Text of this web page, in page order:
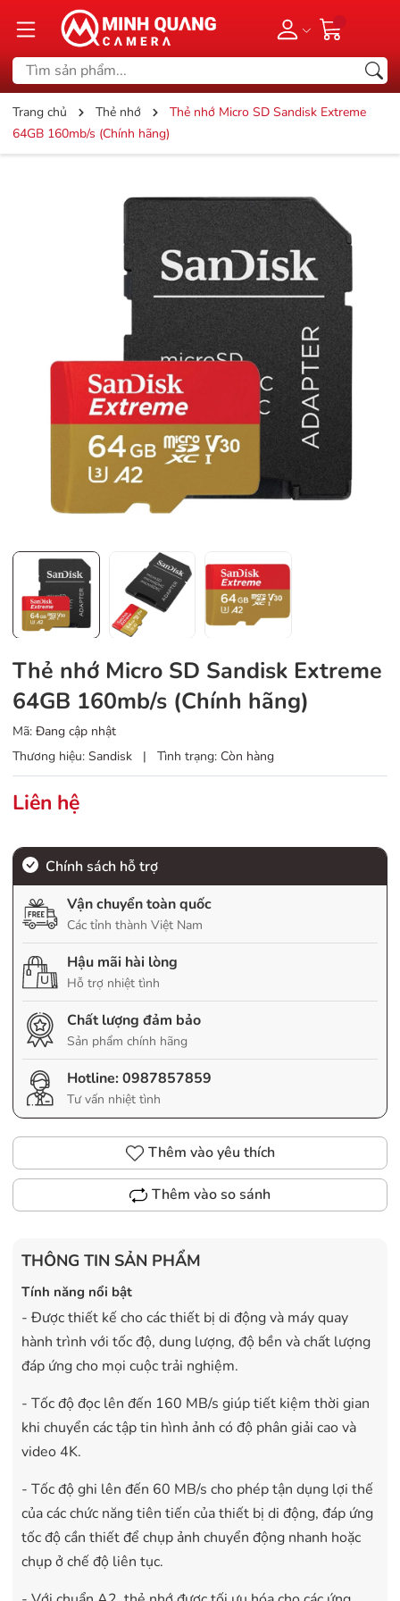
Trang chủ Thẻ nhớ
Thẻ nhớ Micro SD Sandisk Extreme
64GB 160mb/s (Chính hãng)
Thẻ nhớ Micro SD Sandisk Extreme
64GB 160mb/s (Chính hãng)
Mã: Đang cập nhật
Thương hiệu: Sandisk | Tình trạng: Còn hàng
Liên hệ
Chính sách hỗ trợ
Vận chuyển toàn quốc
Các tỉnh thành Việt Nam
Hậu mãi hài lòng
Hỗ trợ nhiệt tình
Chất lượng đảm bảo
Sản phẩm chính hãng
Hotline:0987857859
Tư vấn nhiệt tình
Thêm vào yêu thích
Thêm vào so sánh
THÔNG TIN SẢN PHẨM
Tính năng nổi bật
- Được thiết kế cho các thiết bị di động và máy quay
hành trình với tốc độ, dung lượng, độ bền và chất lượng
đáp ứng cho mọi cuộc trải nghiệm.
- Tốc độ đọc lên đến 160 MB/s giúp tiết kiệm thời gian
khi chuyển các tập tin hình ảnh có độ phân giải cao và
video 4K.
- Tốc độ ghi lên đến 60 MB/s cho phép tận dụng lợi thế
của các chức năng tiên tiến của thiết bị di động, đáp ứng
tốc độ cần thiết để chụp ảnh chuyển động nhanh hoặc
chụp ở chế độ liên tục.